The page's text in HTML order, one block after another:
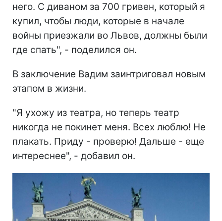
него. С диваном за 700 гривен, который я
купил, чтобы люди, которые в начале
войны приезжали во Львов, должны были
где спать", - поделился он.
В заключение Вадим заинтриговал новым
этапом в жизни.
"Я ухожу из театра, но теперь театр
никогда не покинет меня. Всех люблю! Не
плакать. Приду - проверю! Дальше - еще
интереснее", - добавил он.